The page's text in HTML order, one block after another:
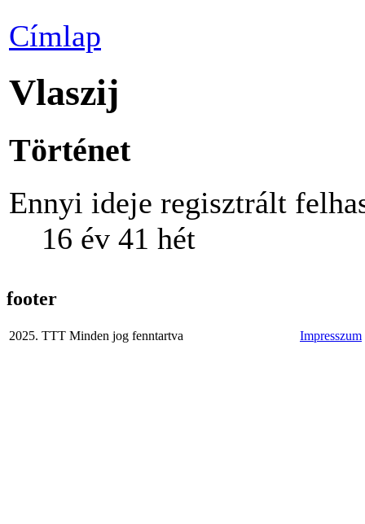
Címlap
Vlaszij
Történet
Ennyi ideje regisztrált
16 év 41 hét
footer
2025. TTT Minden jog fenntartva Impresszum